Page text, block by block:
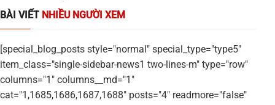
Có hàng